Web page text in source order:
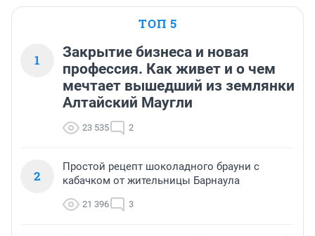
ТОП 5
1
Закрытие бизнеса и новая
профессия. Как живет и о чем
мечтает вышедший из землянки
Алтайский Маугли
23 535 2
2
Простой рецепт шоколадного брауни с
кабачком от жительницы Барнаула
21 396 3